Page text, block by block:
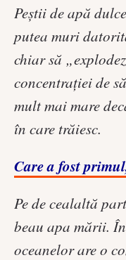
Peştii de apă
putea muri
chiar să
concentraţiei de
mult mai mare
în care trăiesc.
Care a fost
Pe de cealaltă
beau apa mării.
oceanelor are o